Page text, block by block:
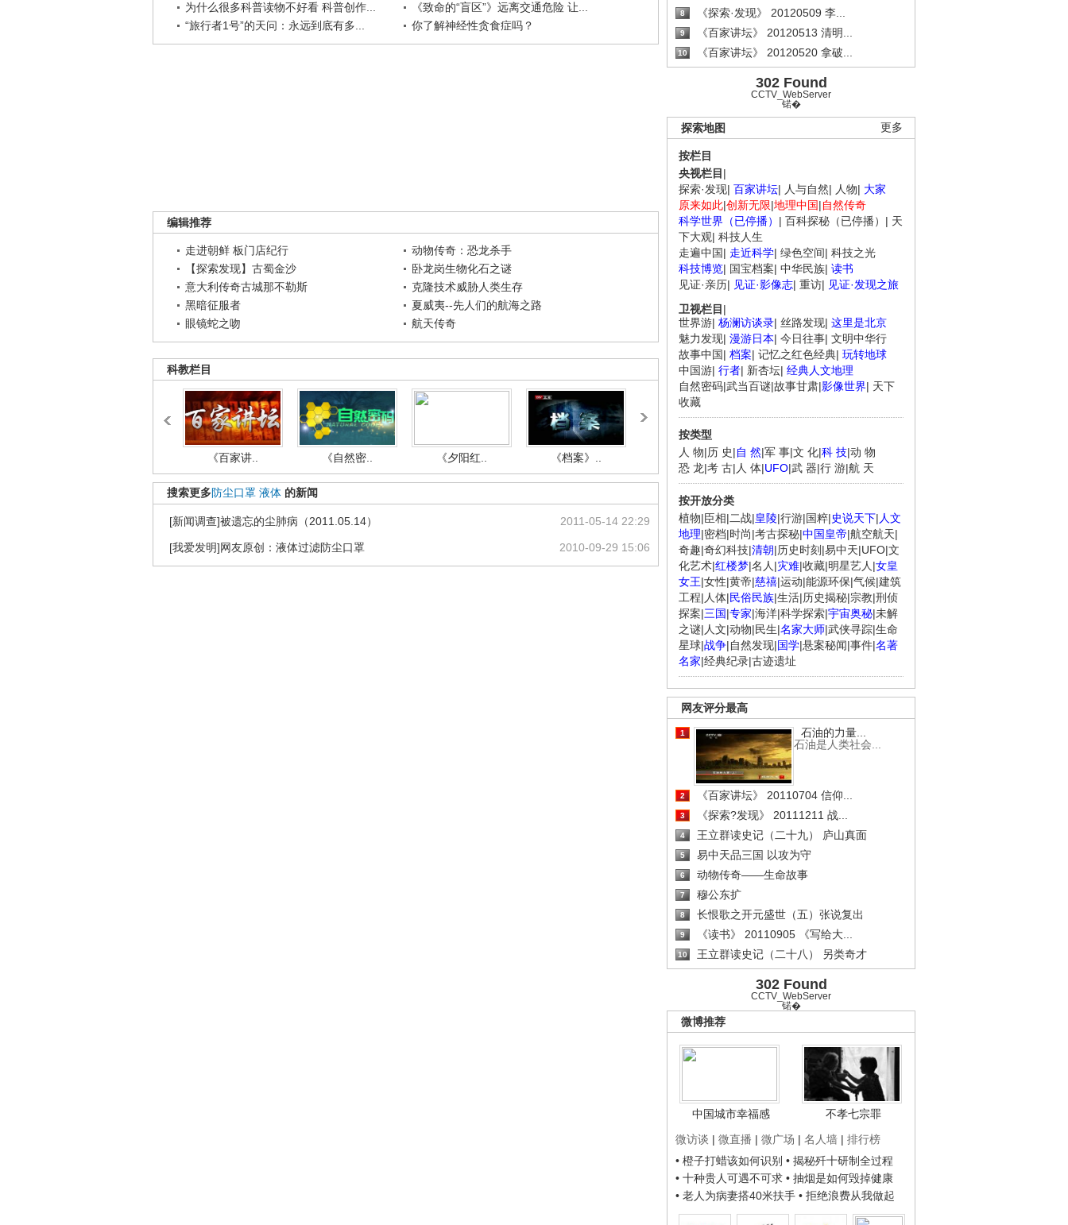
8 《探索·发现》 20120509 李...
9 《百家讲坛》 20120513 清明...
10 《百家讲坛》 20120520 拿破...
302 Found
CCTV_WebServer
锘�
更多
探索地图
按栏目
央视栏目 |
探索·发现| 百家讲坛| 人与自然| 人物| 大家
原来如此|创新无限|地理中国|自然传奇
科学世界（已停播） | 百科探秘（已停播） | 天
下大观| 科技人生
走遍中国| 走近科学| 绿色空间| 科技之光
科技博览| 国宝档案| 中华民族| 读书
见证·亲历| 见证·影像志| 重访| 见证·发现之旅
卫视栏目 |
世界游| 杨澜访谈录| 丝路发现| 这里是北京
魅力发现| 漫游日本| 今日往事| 文明中华行
故事中国| 档案| 记忆之红色经典| 玩转地球
中国游| 行者| 新杏坛| 经典人文地理
自然密码|武当百谜|故事甘肃|影像世界| 天下
收藏
按类型
人 物|历 史|自 然|军 事|文 化|科 技|动 物
恐 龙|考 古| 人 体|UFO|武 器|行 游|航 天
按开放分类
植物|臣相|二战|皇陵|行游|国粹|史说天下| 人文
地理|密档|时尚|考古探秘|中国皇帝|航空航天|
奇趣|奇幻科技|清朝|历史时刻 |易中天|UFO|文
化艺术|红楼梦|名人 |灾难|收藏|明星艺人 |女皇
女王|女性|黄帝|慈禧|运动|能源环保|气候|建筑
工程| 人体|民俗民族|生活|历史揭秘|宗教|刑侦
探案|三国|专家|海洋|科学探索|宇宙奥秘|未解
之谜| 人文|动物|民生|名家大师|武侠寻踪|生命
星球|战争|自然发现|国学|悬案秘闻|事件|名著
名家|经典纪录|古迹遗址
网友评分最高
1
石油的力量...
石油是人类社会...
2 《百家讲坛》 20110704 信仰...
3 《探索?发现》 20111211 战...
4 王立群读史记（二十九） 庐山真面
5 易中天品三国 以攻为守
6 动物传奇——生命故事
7 穆公东扩
8 长恨歌之开元盛世（五）张说复出
9 《读书》 20110905 《写给大...
10 王立群读史记（二十八） 另类奇才
302 Found
CCTV_WebServer
锘�
微博推荐
中国城市幸福感
不孝七宗罪
微访谈 | 微直播 | 微广场 | 名人墙 | 排行榜
• 橙子打蜡该如何识别 • 揭秘歼十研制全过程
• 十种贵人可遇不可求 • 抽烟是如何毁掉健康
• 老人为病妻搭40米扶手 • 拒绝浪费从我做起
为什么很多科普读物不好看 科普创作...
《致命的“盲区”》远离交通危险 让...
“旅行者1号”的天问：永远到底有多...
你了解神经性贪食症吗？
编辑推荐
走进朝鲜 板门店纪行
动物传奇：恐龙杀手
【探索发现】古蜀金沙
卧龙岗生物化石之谜
意大利传奇古城那不勒斯
克隆技术威胁人类生存
黑暗征服者
夏威夷--先人们的航海之路
眼镜蛇之吻
航天传奇
科教栏目
《百家讲.. 《自然密.. 《夕阳红.. 《档案》.. 《人与自.. 《经典人..
搜索更多防尘口罩 液体 的新闻
2011-05-14 22:29
[新闻调查]被遗忘的尘肺病（2011.05.14）
2010-09-29 15:06
[我爱发明]网友原创：液体过滤防尘口罩